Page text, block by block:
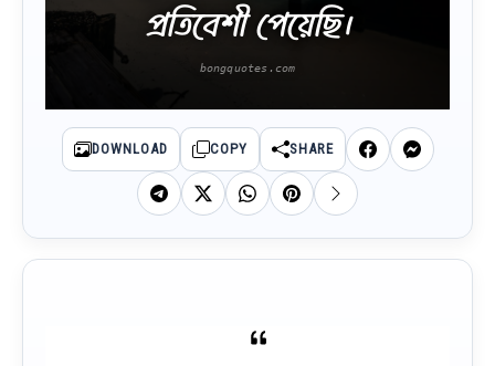
প্রতিবেশী পেয়েছি।
DOWNLOAD COPY SHARE